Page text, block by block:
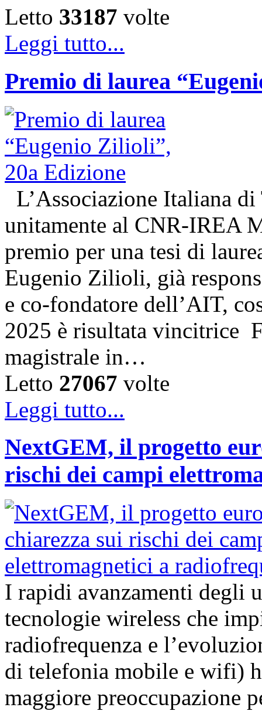
Letto 33187 volte
Leggi tutto...
Premio di laurea
L’Associazione Italiana
unitamente al CNR-IREA
premio per una tesi di
Eugenio Zilioli, già
e co-fondatore dell’AIT,
2025 è risultata vincitrice
magistrale in…
Letto 27067 volte
Leggi tutto...
NextGEM, il progetto
rischi dei campi
I rapidi avanzamenti degli
tecnologie wireless che
radiofrequenza e
di telefonia mobile e wifi)
maggiore preoccupazione